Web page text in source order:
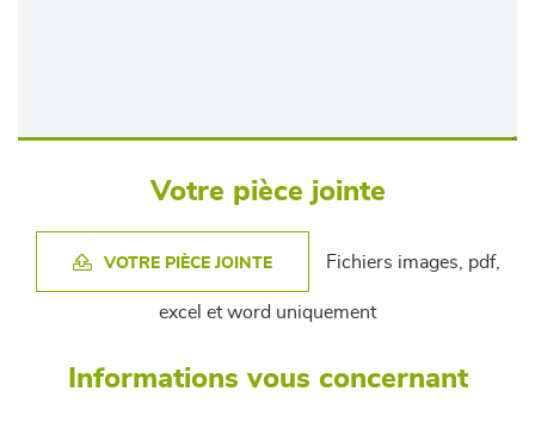
Votre pièce jointe
VOTRE PIÈCE JOINTE Fichiers images, pdf,
excel et word uniquement
Informations vous concernant